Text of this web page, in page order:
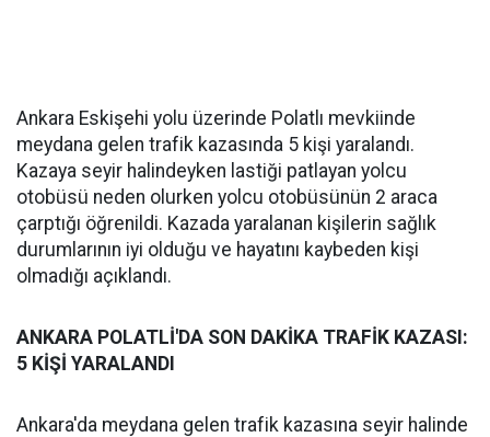
Ankara Eskişehi yolu üzerinde Polatlı mevkiinde
meydana gelen trafik kazasında 5 kişi yaralandı.
Kazaya seyir halindeyken lastiği patlayan yolcu
otobüsü neden olurken yolcu otobüsünün 2 araca
çarptığı öğrenildi. Kazada yaralanan kişilerin sağlık
durumlarının iyi olduğu ve hayatını kaybeden kişi
olmadığı açıklandı.
ANKARA POLATLİ'DA SON DAKİKA TRAFİK KAZASI:
5 KİŞİ YARALANDI
Ankara'da meydana gelen trafik kazasına seyir halinde